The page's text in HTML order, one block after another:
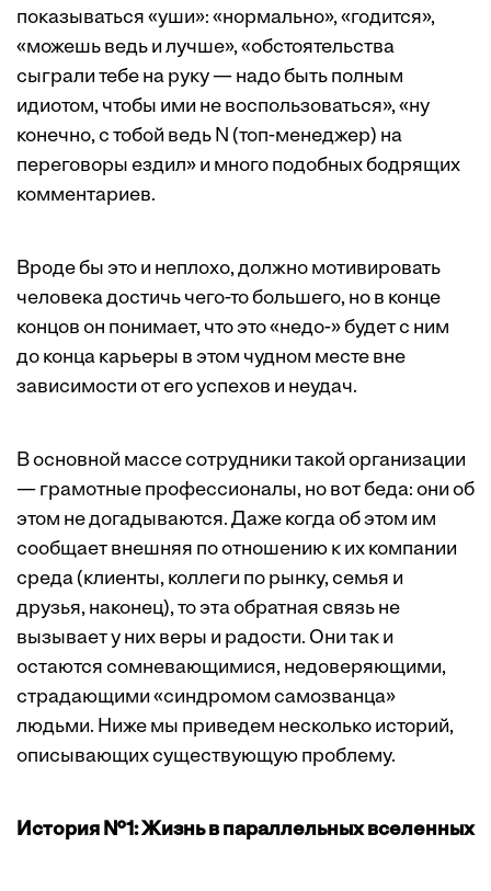
показываться «уши»: «нормально», «годится»,
«можешь ведь и лучше», «обстоятельства
сыграли тебе на руку — надо быть полным
идиотом, чтобы ими не воспользоваться», «ну
конечно, с тобой ведь N (топ-менеджер) на
переговоры ездил» и много подобных бодрящих
комментариев.
Вроде бы это и неплохо, должно мотивировать
человека достичь чего-то большего, но в конце
концов он понимает, что это «недо-» будет с ним
до конца карьеры в этом чудном месте вне
зависимости от его успехов и неудач.
В основной массе сотрудники такой организации
— грамотные профессионалы, но вот беда: они об
этом не догадываются. Даже когда об этом им
сообщает внешняя по отношению к их компании
среда (клиенты, коллеги по рынку, семья и
друзья, наконец), то эта обратная связь не
вызывает у них веры и радости. Они так и
остаются сомневающимися, недоверяющими,
страдающими «синдромом самозванца»
людьми. Ниже мы приведем несколько историй,
описывающих существующую проблему.
История №1: Жизнь в параллельных вселенных